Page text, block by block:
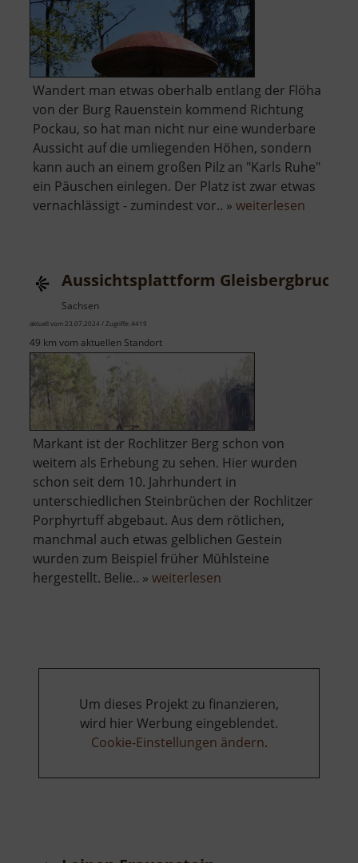
Wandert man etwas oberhalb entlang der Flöha
von der Burg Rauenstein kommend Richtung
Pockau, so hat man nicht nur eine wunderbare
Aussicht auf die umliegenden Höhen, sondern
kann auch an einem großen Pilz an "Karls Ruhe"
ein Päuschen einlegen. Der Platz ist zwar etwas
vernachlässigt - zumindest vor.. » weiterlesen
Aussichtsplattform Gleisbergbruch
Sachsen
aktuell vom 23.07.2024 / Zugriffe: 4419
49 km vom aktuellen Standort
Markant ist der Rochlitzer Berg schon von
weitem als Erhebung zu sehen. Hier wurden
schon seit dem 10. Jahrhundert in
unterschiedlichen Steinbrüchen der Rochlitzer
Porphyrtuff abgebaut. Aus dem rötlichen,
manchmal auch etwas gelblichen Gestein
wurden zum Beispiel früher Mühlsteine
hergestellt. Belie.. » weiterlesen
Um dieses Projekt zu finanzieren,
wird hier Werbung eingeblendet.
Cookie-Einstellungen ändern.